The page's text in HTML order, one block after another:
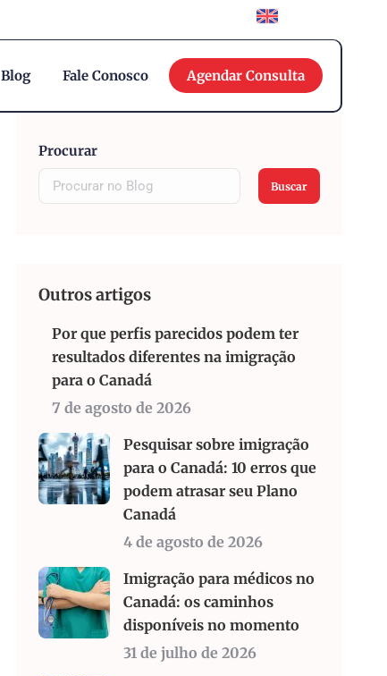
Blog Fale Conosco Agendar Consulta
Procurar
Buscar
Outros artigos
Por que perfis parecidos podem ter
resultados diferentes na imigração
para o Canadá
7 de agosto de 2026
Pesquisar sobre imigração
para o Canadá: 10 erros que
podem atrasar seu Plano
Canadá
4 de agosto de 2026
Imigração para médicos no
Canadá: os caminhos
disponíveis no momento
31 de julho de 2026